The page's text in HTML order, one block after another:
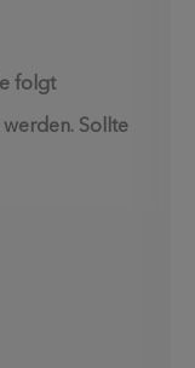
folgt
Sollte